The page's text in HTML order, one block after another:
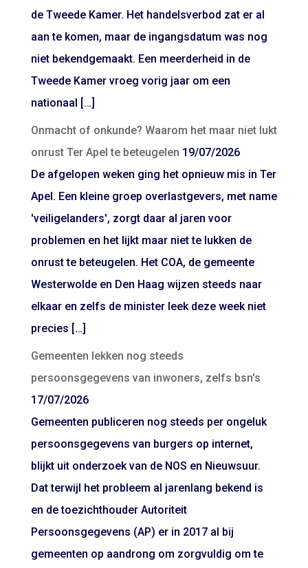
de Tweede Kamer. Het handelsverbod zat er al
aan te komen, maar de ingangsdatum was nog
niet bekendgemaakt. Een meerderheid in de
Tweede Kamer vroeg vorig jaar om een
nationaal […]
Onmacht of onkunde? Waarom het maar niet lukt
onrust Ter Apel te beteugelen 19/07/2026
De afgelopen weken ging het opnieuw mis in Ter
Apel. Een kleine groep overlastgevers, met name
'veiligelanders', zorgt daar al jaren voor
problemen en het lijkt maar niet te lukken de
onrust te beteugelen. Het COA, de gemeente
Westerwolde en Den Haag wijzen steeds naar
elkaar en zelfs de minister leek deze week niet
precies […]
Gemeenten lekken nog steeds
persoonsgegevens van inwoners, zelfs bsn's
17/07/2026
Gemeenten publiceren nog steeds per ongeluk
persoonsgegevens van burgers op internet,
blijkt uit onderzoek van de NOS en Nieuwsuur.
Dat terwijl het probleem al jarenlang bekend is
en de toezichthouder Autoriteit
Persoonsgegevens (AP) er in 2017 al bij
gemeenten op aandrong om zorgvuldig om te